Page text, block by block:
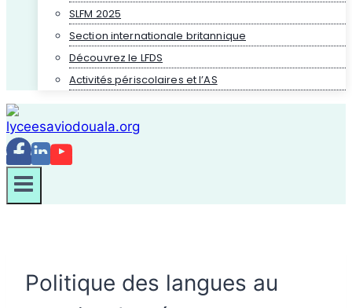
SLFM 2025
Section internationale britannique
Découvrez le LFDS
Activités périscolaires et l’AS
Politique des langues au